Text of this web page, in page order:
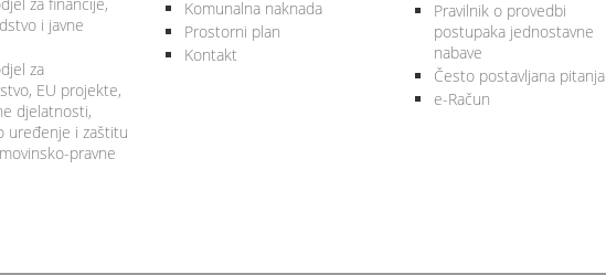
i javne
za
EU projekte,
djelatnosti,
uređenje i zaštitu
pravne
Komunalna naknada
Prostorni plan
Kontakt
Pravilnik o provedbi
postupaka jednostavne
nabave
Često postavljana pitanja
e-Račun